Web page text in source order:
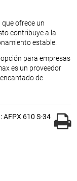
, que ofrece un
contribuye a la
estable.
para empresas
es un proveedor
de
610 S-34